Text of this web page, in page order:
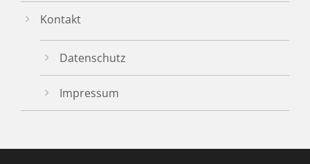
Kontakt
Datenschutz
Impressum